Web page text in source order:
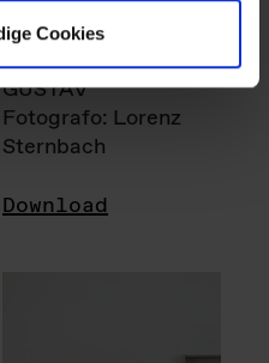
Cookies
GUSTAV
Fotografo: Lorenz
Sternbach
Download